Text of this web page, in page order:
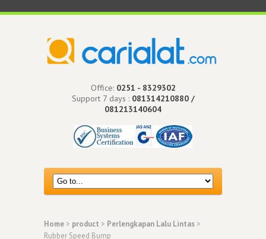
Office: 0251 - 8329302
Support 7 days : 081314210880 /
081213140604
Home > product > Perlengkapan Lalu Lintas >
Rubber Speed Bump